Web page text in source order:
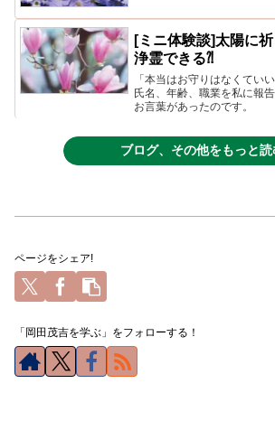
[ミニ体験談]太陽に
浄霊できる⁈
「本当はお守りはなくてい
氏名、年齢、職業を私に報
お言葉があったのです。
ブログ、その他をもっと読
ページをシェア!
「岡田茂吉を学ぶ」をフォローする！